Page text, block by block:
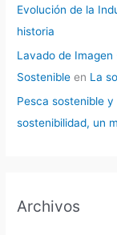
Evolución de la
historia
Lavado de Imagen
Sostenible en La
Pesca sostenible
sostenibilidad, un
Archivos